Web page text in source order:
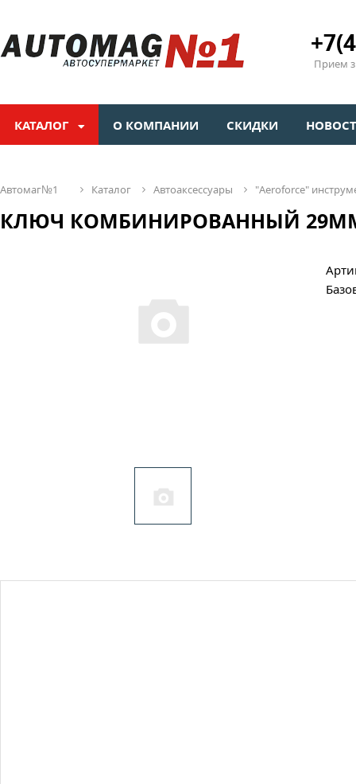
Прием
КАТАЛОГ О КОМПАНИИ СКИДКИ
автомаг№1 каталог автоаксессуары "aeroforсe"
КЛЮЧ КОМБИНИРОВАННЫЙ 29ММ